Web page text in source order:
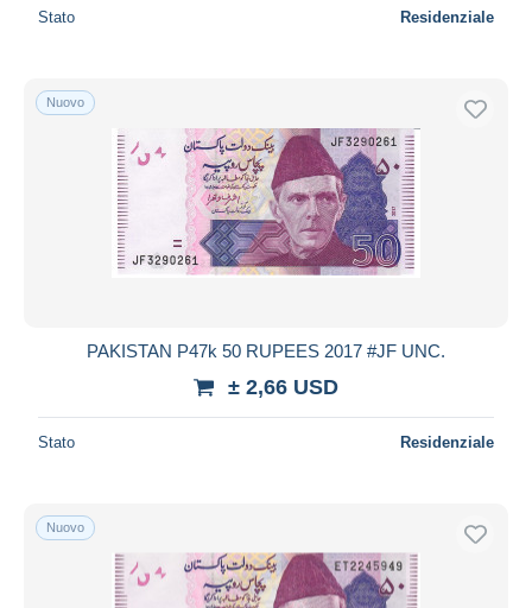
Stato Residenziale
Nuovo
PAKISTAN P47k 50 RUPEES 2017 #JF UNC.
± 2,66 USD
Stato Residenziale
Nuovo